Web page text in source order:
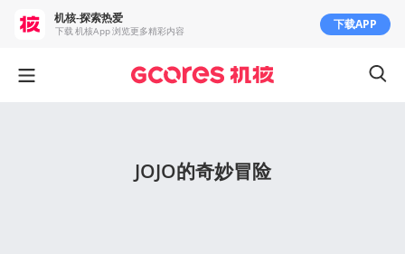
JOJO的奇妙冒险
机核-探索热爱
下载 机核App 浏览更多精彩内容 下载APP